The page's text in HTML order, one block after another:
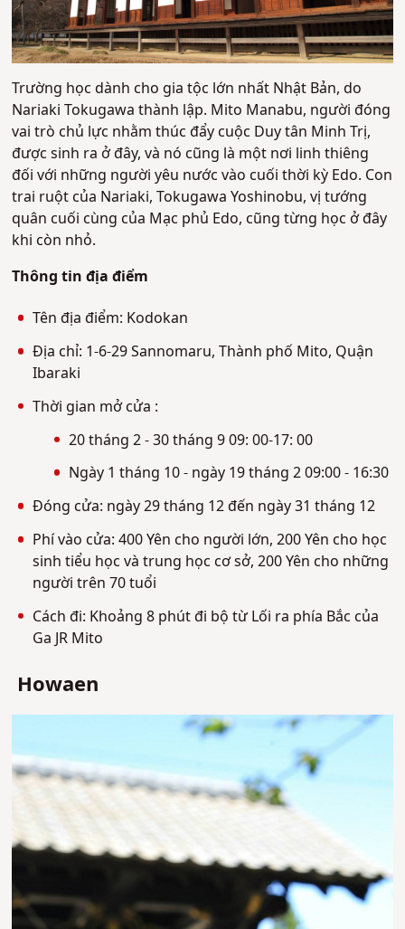
Trường học dành cho gia tộc lớn nhất Nhật Bản, do
Nariaki Tokugawa thành lập. Mito Manabu, người đóng
vai trò chủ lực nhằm thúc đẩy cuộc Duy tân Minh Trị,
được sinh ra ở đây, và nó cũng là một nơi linh thiêng
đối với những người yêu nước vào cuối thời kỳ Edo. Con
trai ruột của Nariaki, Tokugawa Yoshinobu, vị tướng
quân cuối cùng của Mạc phủ Edo, cũng từng học ở đây
khi còn nhỏ.
Thông tin địa điểm
Tên địa điểm: Kodokan
Địa chỉ: 1-6-29 Sannomaru, Thành phố Mito, Quận
Ibaraki
Thời gian mở cửa :
20 tháng 2 - 30 tháng 9 09: 00-17: 00
Ngày 1 tháng 10 - ngày 19 tháng 2 09:00 - 16:30
Đóng cửa: ngày 29 tháng 12 đến ngày 31 tháng 12
Phí vào cửa: 400 Yên cho người lớn, 200 Yên cho học
sinh tiểu học và trung học cơ sở, 200 Yên cho những
người trên 70 tuổi
Cách đi: Khoảng 8 phút đi bộ từ Lối ra phía Bắc của
Ga JR Mito
Howaen